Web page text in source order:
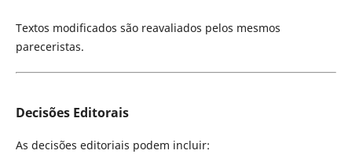
Textos modificados são reavaliados pelos mesmos
pareceristas.
Decisões Editorais
As decisões editoriais podem incluir: